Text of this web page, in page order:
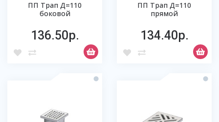
ПП Трап Д=110
боковой
136.50р.
ПП Трап Д=110
прямой
134.40р.